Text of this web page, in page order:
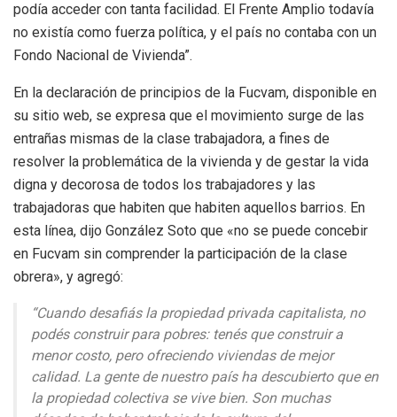
podía acceder con tanta facilidad. El Frente Amplio todavía
no existía como fuerza política, y el país no contaba con un
Fondo Nacional de Vivienda”.
En la declaración de principios de la Fucvam, disponible en
su sitio web, se expresa que el movimiento surge de las
entrañas mismas de la clase trabajadora, a fines de
resolver la problemática de la vivienda y de gestar la vida
digna y decorosa de todos los trabajadores y las
trabajadoras que habiten que habiten aquellos barrios. En
esta línea, dijo González Soto que «no se puede concebir
en Fucvam sin comprender la participación de la clase
obrera», y agregó:
“Cuando desafiás la propiedad privada capitalista, no
podés construir para pobres: tenés que construir a
menor costo, pero ofreciendo viviendas de mejor
calidad. La gente de nuestro país ha descubierto que en
la propiedad colectiva se vive bien. Son muchas